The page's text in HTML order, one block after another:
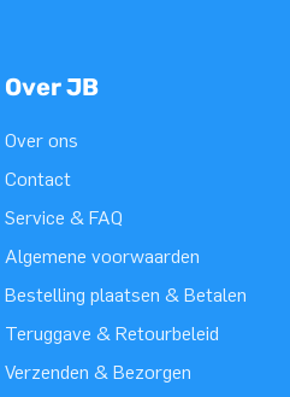
Over JB
Over ons
Contact
Service & FAQ
Algemene voorwaarden
Bestelling plaatsen & Betalen
Teruggave & Retourbeleid
Verzenden & Bezorgen